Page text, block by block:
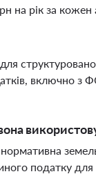
на рік за кожен
включно з
податку для